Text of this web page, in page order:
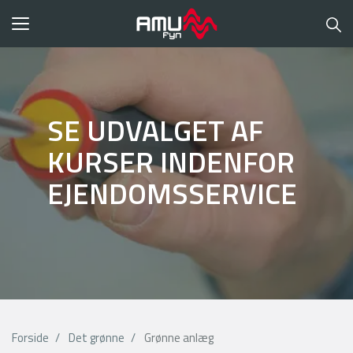
Toggle
SE UDVALGET AF
KURSER INDENFOR
EJENDOMSSERVICE
Forside Det grønne Grønne anlæg